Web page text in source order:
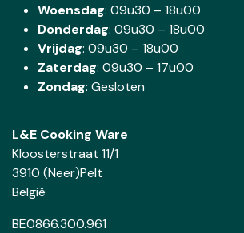
Woensdag: 09u30 – 18u00
Donderdag: 09u30 – 18u00
Vrijdag: 09u30 – 18u00
Zaterdag: 09u30 – 17u00
Zondag: Gesloten
L&E Cooking Ware
Kloosterstraat 11/1
3910 (Neer)Pelt
België
BE0866.300.961